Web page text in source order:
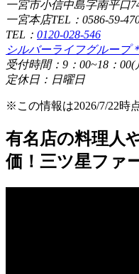
一宮市小信中島字南平口
一宮本店TEL：0586-59-
TEL： 0120-028-546
シルバーライフグループ
受付時間：9：00~18：00(
定休日：日曜日
※この情報は2026/7/22時
有名店の料理人
価！三ツ星ファ